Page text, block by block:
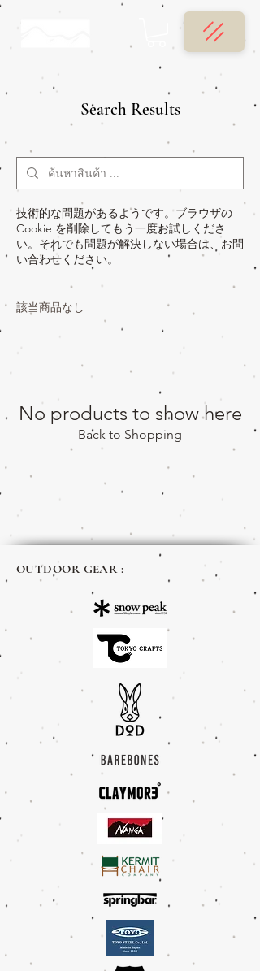
Search Results
技術的な問題があるようです。ブラウザの
Cookie を削除してもう一度お試しくださ
い。それでも問題が解決しない場合は、お問
い合わせください。
該当商品なし
No products to show here
Back to Shopping
OUTDOOR GEAR :